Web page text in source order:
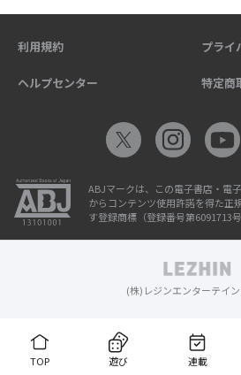
TOP 遊び 連載
利用規約 プライ
ヘルプセンター 特定商
ABJマークは、この電子書店・電
からコンテンツ使用許諾を得た正
す登録商標（登録番号第6091713号
(株)レジンエンターテイ